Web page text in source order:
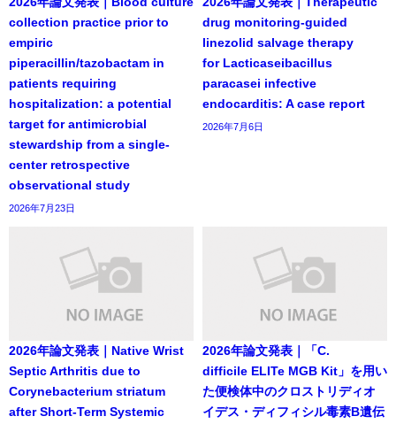
collection practice prior to
empiric
piperacillin/tazobactam in
patients requiring
hospitalization: a potential
target for antimicrobial
stewardship from a single-
center retrospective
observational study
2026年7月23日
drug monitoring-guided
linezolid salvage therapy
for Lacticaseibacillus
paracasei infective
endocarditis: A case report
2026年7月6日
2026年論文発表｜Native Wrist
Septic Arthritis due to
Corynebacterium striatum
after Short-Term Systemic
2026年論文発表｜「C.
difficile ELITe MGB Kit」を用い
た便検体中のクロストリディオ
イデス・ディフィシル毒素B遺伝